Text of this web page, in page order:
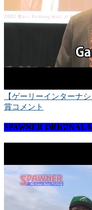
【ゲーリーインターナ
賞コメント
SPAWNER ORIGINAL